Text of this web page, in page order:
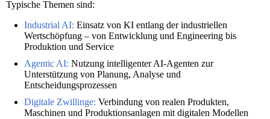
Typische Themen sind:
Industrial AI: Einsatz von KI entlang der industriellen
Wertschöpfung – von Entwicklung und Engineering bis
Produktion und Service
Agentic AI: Nutzung intelligenter AI-Agenten zur
Unterstützung von Planung, Analyse und
Entscheidungsprozessen
Digitale Zwillinge: Verbindung von realen Produkten,
Maschinen und Produktionsanlagen mit digitalen Modellen